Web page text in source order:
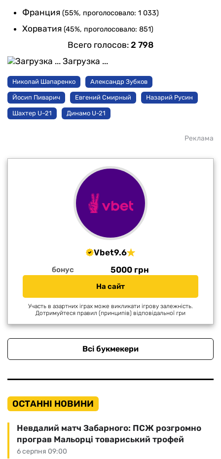
Франция (55%, проголосовало: 1 033)
Хорватия (45%, проголосовало: 851)
Всего голосов: 2 798
Загрузка ...
Николай Шапаренко Александр Зубков
Йосип Пиварич Евгений Смирный Назарий Русин
Шахтер U–21 Динамо U-21
Реклама
Vbet9.6
бонус 5000 грн
На сайт
Участь в азартних іграх може викликати ігрову залежність.
Дотримуйтеся правил (принципів) відповідальної гри
Всі букмекери
ОСТАННІ НОВИНИ
6 серпня 09:00
Невдалий матч Забарного: ПСЖ розгромно
програв Мальорці товариський трофей